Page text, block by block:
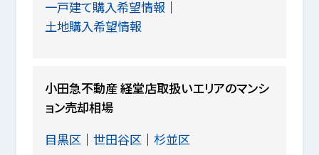
一戸建て購入希望情報
土地購入希望情報
小田急不動産 経堂店取扱いエリアのマンシ
ョン売却相場
目黒区
世田谷区 杉並区